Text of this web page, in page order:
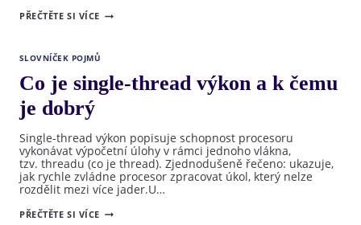
PŘEČTĚTE SI VÍCECO
4585PX
SE HODÍ
PRO
VÝKONNÉ
SLOVNÍČEK POJMŮ
Co je single-thread výkon a k čemu
je dobrý
Single-thread výkon popisuje schopnost procesoru
vykonávat výpočetní úlohy v rámci jednoho vlákna,
tzv. threadu (co je thread). Zjednodušeně řečeno: ukazuje,
jak rychle zvládne procesor zpracovat úkol, který nelze
rozdělit mezi více jader.U…
PŘEČTĚTE SI VÍCECO